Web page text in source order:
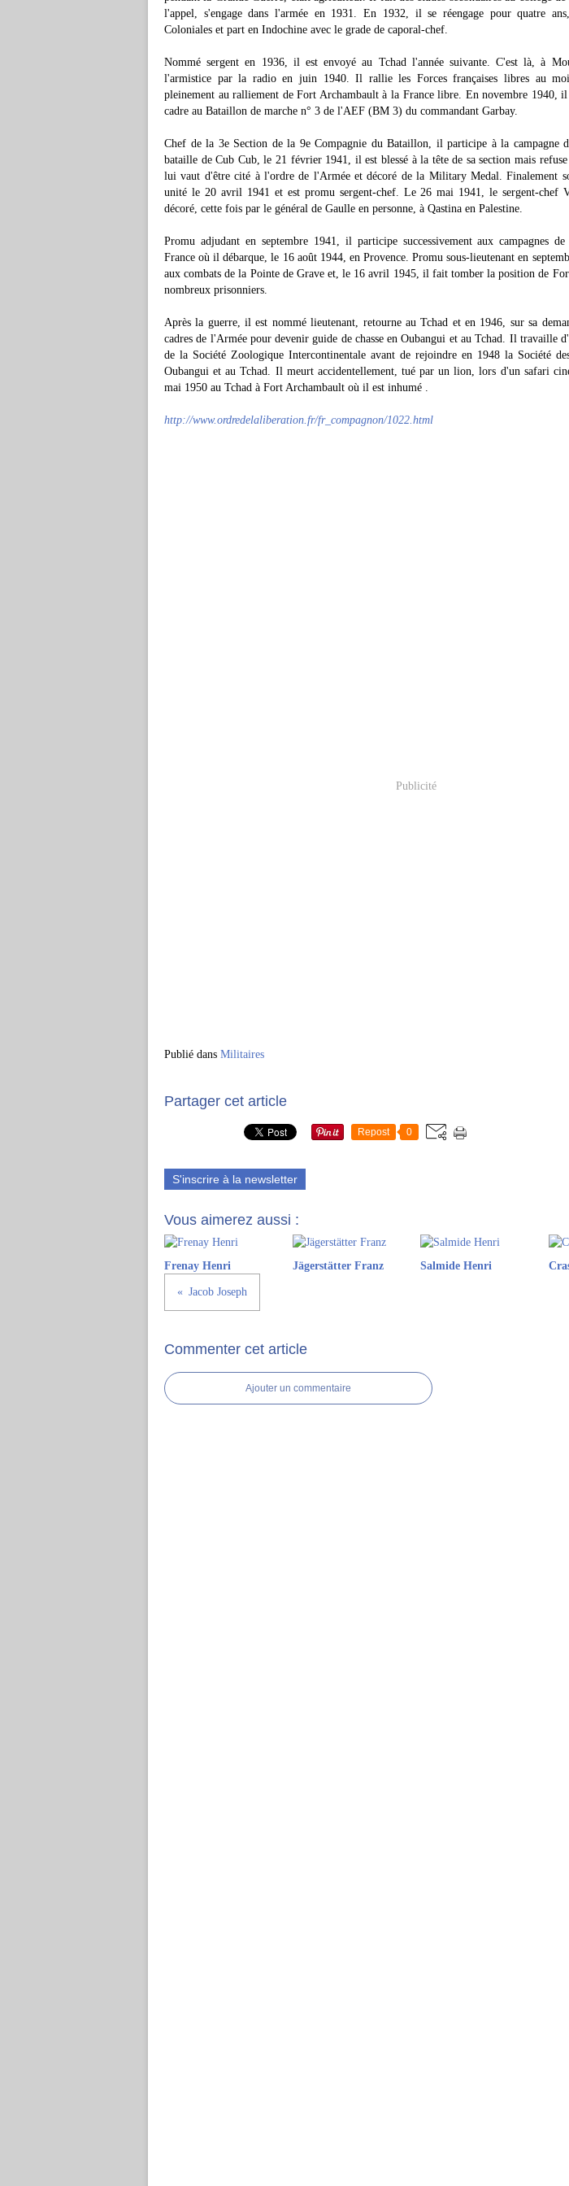
l'appel, s'engage dans l'armée en 1931. En 1932, il se réengage pour quatre
Coloniales et part en Indochine avec le grade de caporal-chef.
Nommé sergent en 1936, il est envoyé au Tchad l'année suivante. C'est là, à
l'armistice par la radio en juin 1940. Il rallie les Forces françaises libres au
pleinement au ralliement de Fort Archambault à la France libre. En novembre 1940,
cadre au Bataillon de marche n° 3 de l'AEF (BM 3) du commandant Garbay.
Chef de la 3e Section de la 9e Compagnie du Bataillon, il participe à la campagne
bataille de Cub Cub, le 21 février 1941, il est blessé à la tête de sa section mais
lui vaut d'être cité à l'ordre de l'Armée et décoré de la Military Medal. Finalement
unité le 20 avril 1941 et est promu sergent-chef. Le 26 mai 1941, le sergent-chef
décoré, cette fois par le général de Gaulle en personne, à Qastina en Palestine.
Promu adjudant en septembre 1941, il participe successivement aux campagnes
France où il débarque, le 16 août 1944, en Provence. Promu sous-lieutenant en
aux combats de la Pointe de Grave et, le 16 avril 1945, il fait tomber la position de
nombreux prisonniers.
Après la guerre, il est nommé lieutenant, retourne au Tchad et en 1946, sur sa
cadres de l'Armée pour devenir guide de chasse en Oubangui et au Tchad. Il travaille
de la Société Zoologique Intercontinentale avant de rejoindre en 1948 la Société des
Oubangui et au Tchad. Il meurt accidentellement, tué par un lion, lors d'un safari
mai 1950 au Tchad à Fort Archambault où il est inhumé .
http://www.ordredelaliberation.fr/fr_compagnon/1022.html
Publicité
Publié dans Militaires
Partager cet article
Repost 0
S'inscrire à la newsletter
Vous aimerez aussi :
Frenay Henri Jägerstätter Franz Salmide Henri
Jacob Joseph
Commenter cet article
Ajouter un commentaire